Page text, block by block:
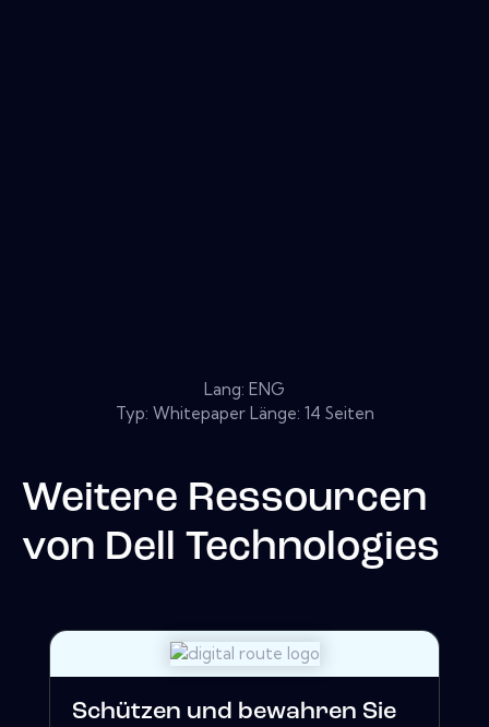
Lang: ENG
Typ: Whitepaper Länge: 14 Seiten
Weitere Ressourcen
von Dell Technologies
Schützen und bewahren Sie